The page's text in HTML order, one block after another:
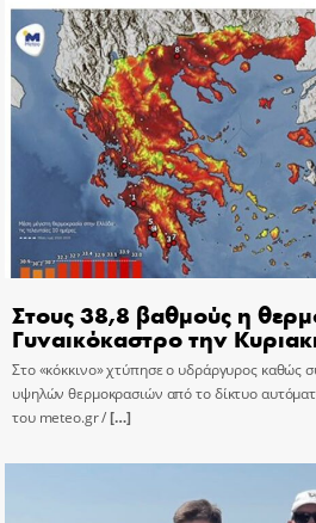
Στους 38,8 βαθμούς η
Γυναικόκαστρο την
Στο «κόκκινο» χτύπησε ο υδράργυρος καθώς
υψηλών θερμοκρασιών από το δίκτυο
του meteo.gr /[…]